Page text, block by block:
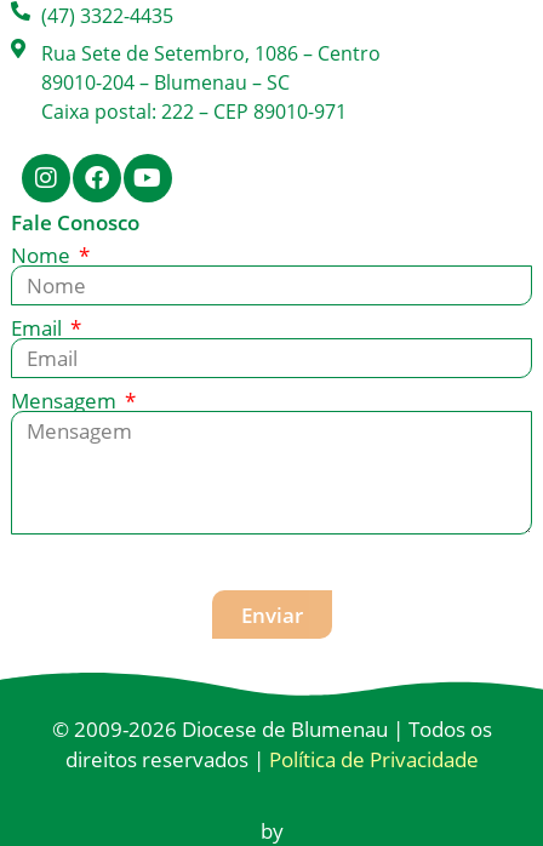
(47) 3322-4435
Rua Sete de Setembro, 1086 – Centro
89010-204 – Blumenau – SC
Caixa postal: 222 – CEP 89010-971
Fale Conosco
Nome
Email
Mensagem
Enviar
© 2009-2026 Diocese de Blumenau | Todos os
direitos reservados | Política de Privacidade
by